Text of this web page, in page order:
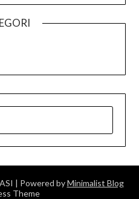
| Powered byMinimalist Blog
Theme